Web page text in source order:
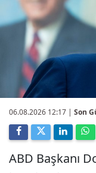
06.08.2026 12:17 | Son
ABD Başkanı